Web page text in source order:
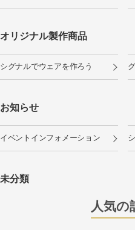
オリジナル製作商品
シグナルでウェアを作ろう
お知らせ
イベントインフォメーション
未分類
人気の